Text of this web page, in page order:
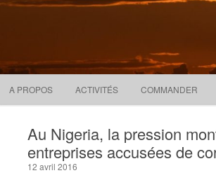
A PROPOS ACTIVITÉS COMMANDER
Au Nigeria, la pression
entreprises accusées de
12 avril 2016